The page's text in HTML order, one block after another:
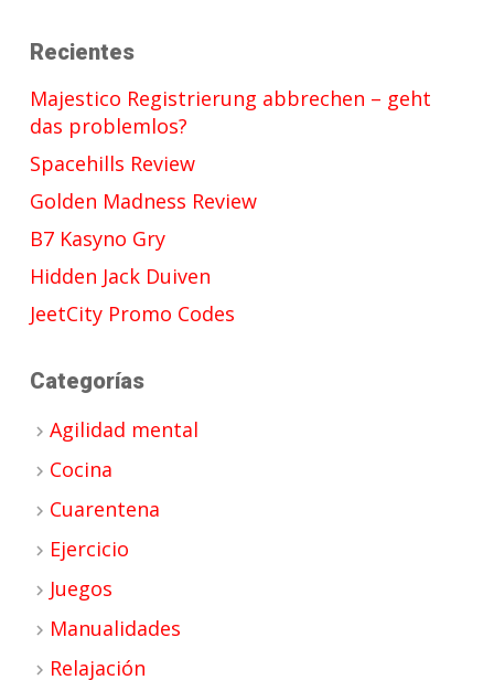
Recientes
Majestico Registrierung abbrechen – geht
das problemlos?
Spacehills Review
Golden Madness Review
B7 Kasyno Gry
Hidden Jack Duiven
JeetCity Promo Codes
Categorías
Agilidad mental
Cocina
Cuarentena
Ejercicio
Juegos
Manualidades
Relajación